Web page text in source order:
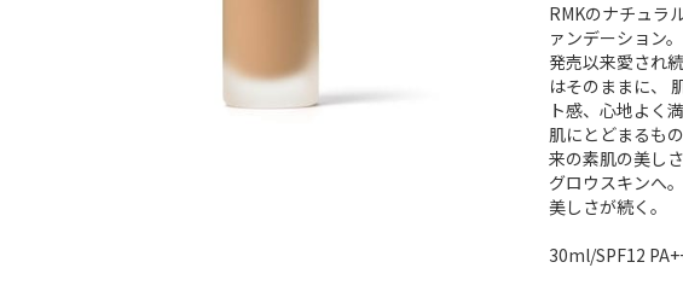
RMKのナチュラ
ァンデーション。
発売以来愛され
はそのままに、
ト感、心地よく
肌にとどまるも
来の素肌の美し
グロウスキンへ
美しさが続く。
30ml/SPF12